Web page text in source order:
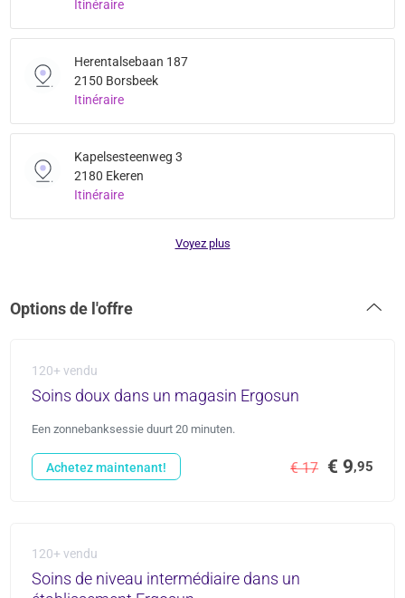
Itinéraire
Herentalsebaan 187
2150 Borsbeek
Itinéraire
Kapelsesteenweg 3
2180 Ekeren
Itinéraire
Voyez plus
Options de l'offre
120+ vendu
Soins doux dans un magasin Ergosun
Een zonnebanksessie duurt 20 minuten.
€ 17 € 9,95
Achetez maintenant!
120+ vendu
Soins de niveau intermédiaire dans un